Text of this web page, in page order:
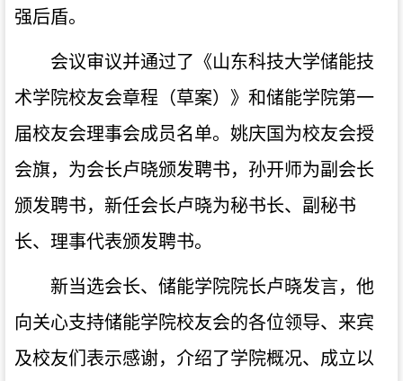
强后盾。
会议审议并通过了《山东科技大学储能技
术学院校友会章程（草案）》和储能学院第一
届校友会理事会成员名单。姚庆国为校友会授
会旗，为会长卢晓颁发聘书，孙开师为副会长
颁发聘书，新任会长卢晓为秘书长、副秘书
长、理事代表颁发聘书。
新当选会长、储能学院院长卢晓发言，他
向关心支持储能学院校友会的各位领导、来宾
及校友们表示感谢，介绍了学院概况、成立以